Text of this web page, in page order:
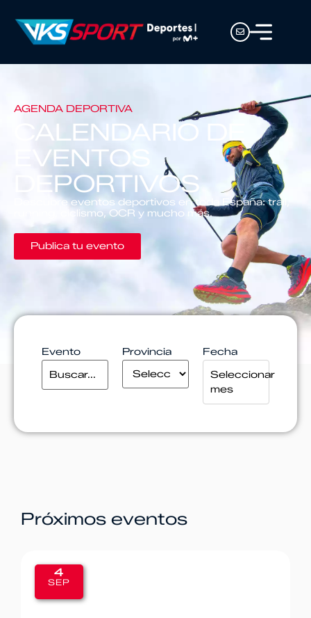
AGENDA DEPORTIVA
CALENDARIO DE
EVENTOS
DEPORTIVOS
Descubre eventos deportivos en toda España: trail,
running, ciclismo, OCR y mucho más.
Publica tu evento
Evento Provincia
Fecha
Seleccionar
mes
Próximos eventos
4
SEP